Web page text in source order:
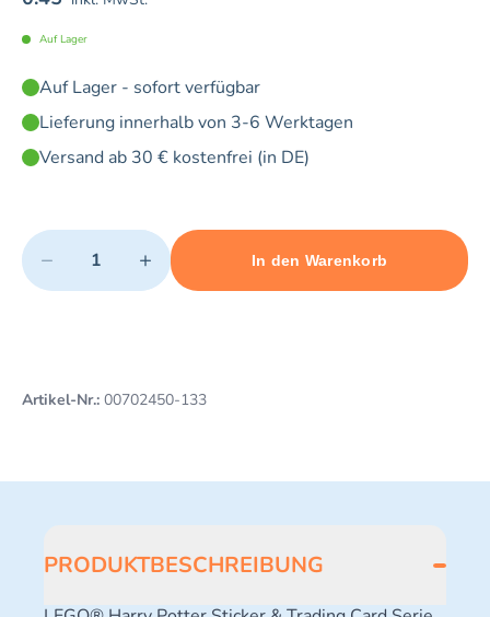
Auf Lager
Auf Lager - sofort verfügbar
Lieferung innerhalb von 3-6 Werktagen
Versand ab 30 € kostenfrei (in DE)
Quantity
− +
Minimum quantity: 1 Maximum quantity: 3
In den Warenkorb
Add 1 item to cart
Artikel-Nr.: 00702450-133
PRODUKTBESCHREIBUNG